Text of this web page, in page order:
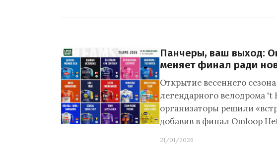
Панчеры, ваш выход:
меняет финал ради
Открытие весеннего
легендарного велодрома 't
организаторы решили
добавив в финал Omloop
21/01/2026